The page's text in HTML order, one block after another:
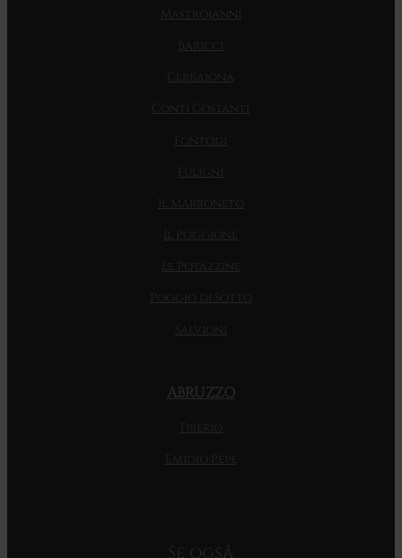
Mastrojanni
Baricci
Cerbaiona
Conti Costanti
Fontodi
Fuligni
Il Marroneto
Il Poggione
Le Potazzine
Poggio di Sotto
Salvioni
ABRUZZO
Tiberio
Emidio Pepe
Se også